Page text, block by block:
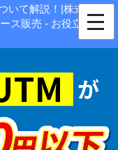
いて解説！|株式会社じ
ス販売 - お役立ち情報